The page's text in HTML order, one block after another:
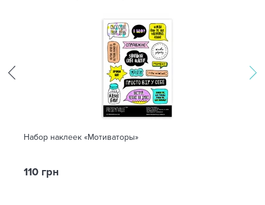
Набор наклеек «Мотиваторы»
110 грн